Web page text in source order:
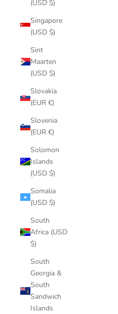
(USD $)
Singapore
(USD $)
Sint
Maarten
(USD $)
Slovakia
(EUR €)
Slovenia
(EUR €)
Solomon
Islands
(USD $)
Somalia
(USD $)
South
Africa (USD
$)
South
Georgia &
South
Sandwich
Islands